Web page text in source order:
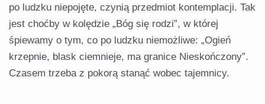
po ludzku niepojęte, czynią przedmiot kontemplacji. Tak
jest choćby w kolędzie „Bóg się rodzi”, w której
śpiewamy o tym, co po ludzku niemożliwe: „Ogień
krzepnie, blask ciemnieje, ma granice Nieskończony”.
Czasem trzeba z pokorą stanąć wobec tajemnicy.